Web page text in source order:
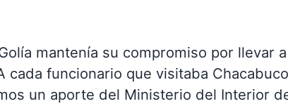
mantenía su compromiso por llevar a
cada funcionario que visitaba
un aporte del Ministerio del Interior